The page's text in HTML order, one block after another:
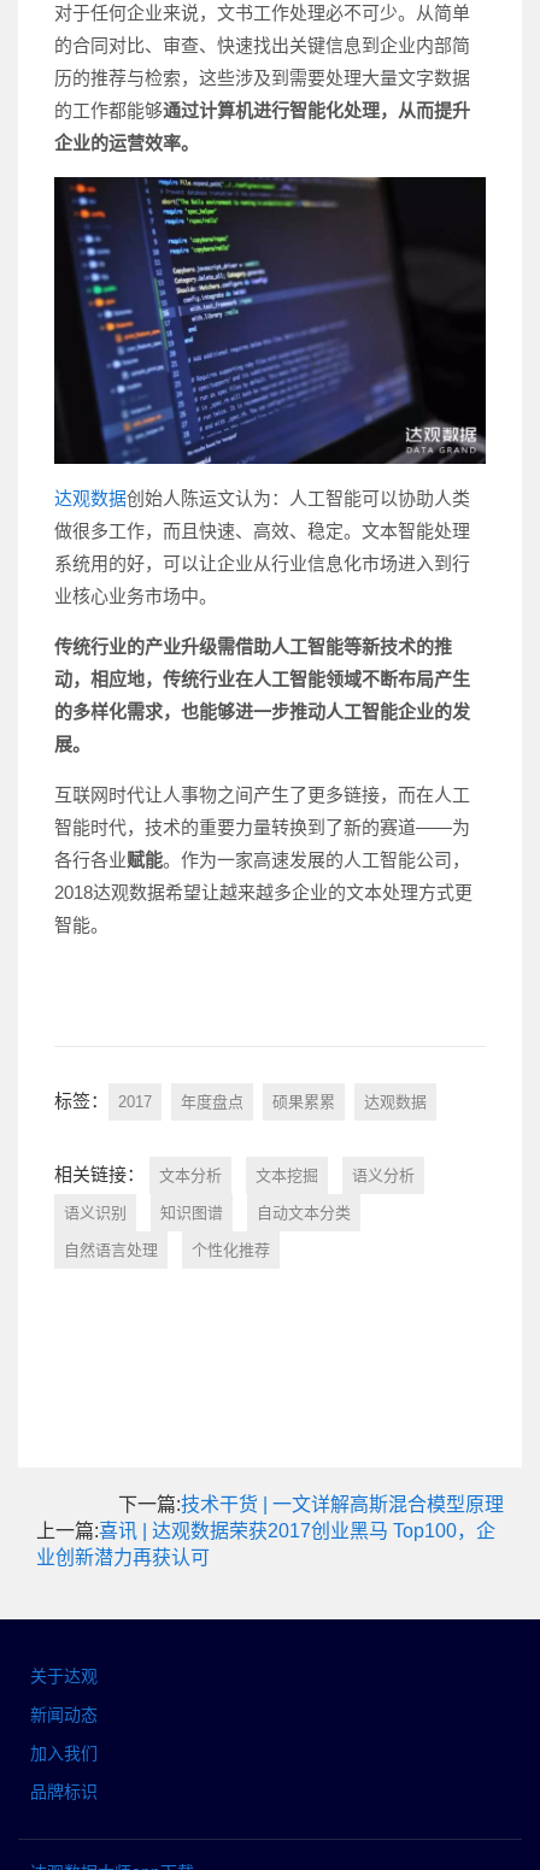
对于任何企业来说，文书工作处理必不可少。从简单
的合同对比、审查、快速找出关键信息到企业内部简
历的推荐与检索，这些涉及到需要处理大量文字数据
的工作都能够通过计算机进行智能化处理，从而提升
企业的运营效率。
达观数据创始人陈运文认为：人工智能可以协助人类
做很多工作，而且快速、高效、稳定。文本智能处理
系统用的好，可以让企业从行业信息化市场进入到行
业核心业务市场中。
传统行业的产业升级需借助人工智能等新技术的推
动，相应地，传统行业在人工智能领域不断布局产生
的多样化需求，也能够进一步推动人工智能企业的发
展。
互联网时代让人事物之间产生了更多链接，而在人工
智能时代，技术的重要力量转换到了新的赛道——为
各行各业赋能。作为一家高速发展的人工智能公司，
2018达观数据希望让越来越多企业的文本处理方式更
智能。
标签： 2017 年度盘点 硕果累累 达观数据
相关链接： 文本分析 文本挖掘 语义分析
语义识别 知识图谱 自动文本分类
自然语言处理 个性化推荐
下一篇:技术干货 | 一文详解高斯混合模型原理
上一篇:喜讯 | 达观数据荣获2017创业黑马 Top100，企
业创新潜力再获认可
关于达观
新闻动态
加入我们
品牌标识